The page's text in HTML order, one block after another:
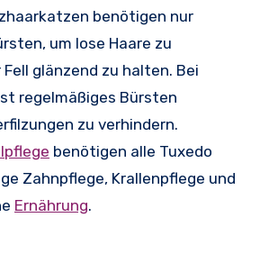
benötigen nur
um lose Haare zu
glänzend zu halten. Bei
regelmäßiges Bürsten
zu verhindern.
benötigen alle Tuxedo
Zahnpflege, Krallenpflege und
Ernährung.